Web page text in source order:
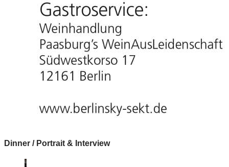
Dinner / Portrait & Interview